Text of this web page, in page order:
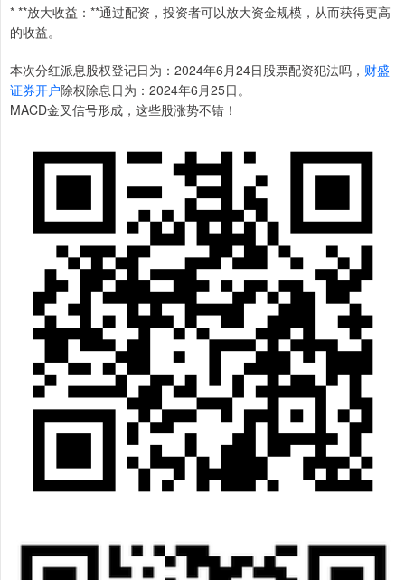
* **放大收益：**通过配资，投资者可以放大资金规模，从而获得更高
的收益。
本次分红派息股权登记日为：2024年6月24日股票配资犯法吗， 财盛
证券开户除权除息日为：2024年6月25日。
MACD金叉信号形成，这些股涨势不错！